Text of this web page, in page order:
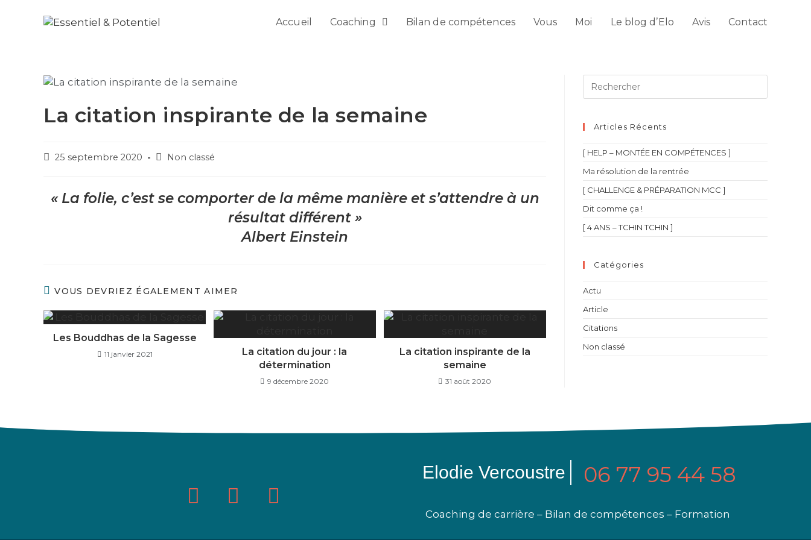
Accueil Coaching Bilan de compétences Vous Moi Le blog d’Elo Avis Contact
La citation inspirante de la semaine
25 septembre 2020 Non classé
« La folie, c’est se comporter de la même manière et s’attendre à un
résultat différent »
Albert Einstein
VOUS DEVRIEZ ÉGALEMENT AIMER
Les Bouddhas de la Sagesse
11 janvier 2021
La citation du jour : la
détermination
9 décembre 2020
La citation inspirante de la
semaine
31 août 2020
Articles Récents
[ HELP – MONTÉE EN COMPÉTENCES ]
Ma résolution de la rentrée
[ CHALLENGE & PRÉPARATION MCC ]
Dit comme ça !
[ 4 ANS – TCHIN TCHIN ]
Catégories
Actu
Article
Citations
Non classé
Elodie Vercoustre 06 77 95 44 58
Coaching de carrière – Bilan de compétences – Formation